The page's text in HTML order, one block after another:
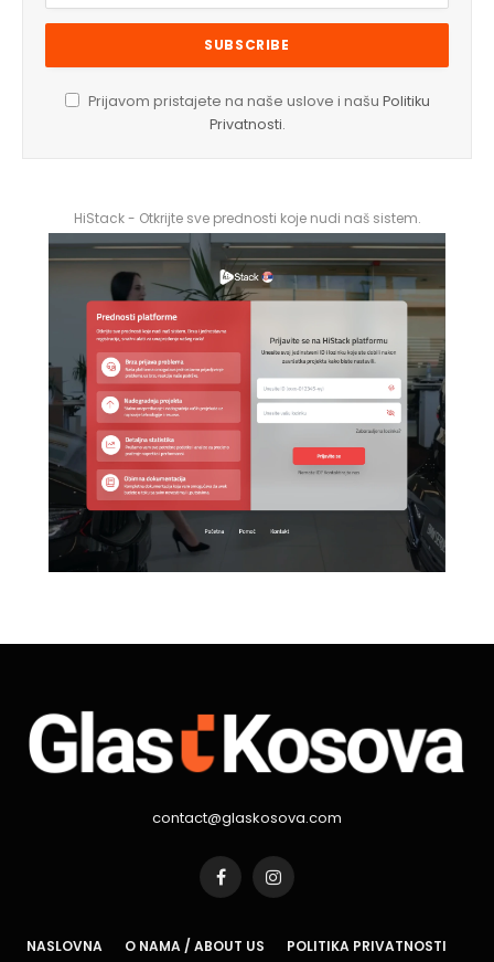
Prijavom pristajete na naše uslove i našu Politiku
Privatnosti.
HiStack - Otkrijte sve prednosti koje nudi naš sistem.
contact@glaskosova.com
FacebookInstagram
NASLOVNA O NAMA / ABOUT US POLITIKA PRIVATNOSTI